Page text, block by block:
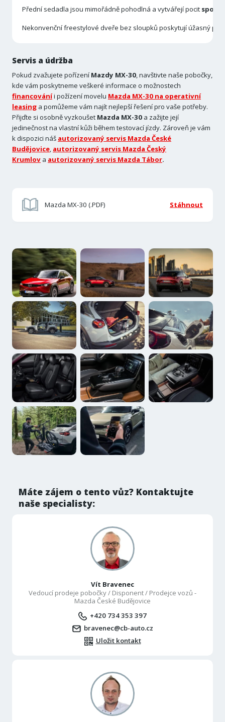
Přední sedadla jsou mimořádně pohodlná a vytvářejí pocit
Nekonvenční freestylové dveře bez sloupků poskytují úžasný
Servis a údržba
Pokud zvažujete pořízení Mazdy MX-30 , navštivte naše pobočky,
kde vám poskytneme veškeré informace o možnostech
financováníi požízení movelu Mazda MX-30 na operativní
leasing a pomůžeme vám najít nejlepší řešení pro vaše potřeby.
Přijďte si osobně vyzkoušet Mazda MX-30 a zažijte její
jedinečnost na vlastní kůži během testovací jízdy. Zároveň je vám
k dispozici náš autorizovaný servis Mazda České
Budějovice autorizovaný servis Mazda Český
Krumlov a autorizovaný servis Mazda Tábor.
Mazda MX-30 (.PDF) Stáhnout
Máte zájem o tento vůz? Kontaktujte
naše specialisty:
Vít Bravenec
Vedoucí prodeje pobočky / Disponent / Prodejce vozů -
Mazda České Budějovice
+420 734 353 397
bravenec@cb-auto.cz
Uložit kontakt